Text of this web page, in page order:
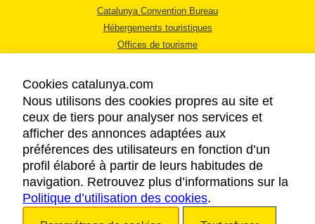
Catalunya Convention Bureau
Hébergements touristiques
Offices de tourisme
MENTIONS LÉGALES
RÈGLES DE CONFIDENTIALITÉ
COOKIES
ACCESSIBILITÉ
Cookies catalunya.com
Nous utilisons des cookies propres au site et
ceux de tiers pour analyser nos services et
afficher des annonces adaptées aux
préférences des utilisateurs en fonction d’un
profil élaboré à partir de leurs habitudes de
navigation. Retrouvez plus d’informations sur la
Politique d’utilisation des cookies.